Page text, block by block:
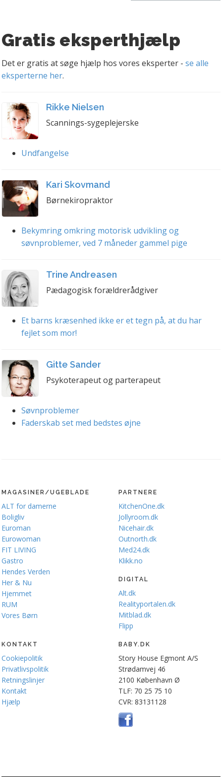
Gratis eksperthjælp
Det er gratis at søge hjælp hos vores eksperter - se alle
eksperterne her.
Rikke Nielsen
Scannings-sygeplejerske
Undfangelse
Kari Skovmand
Børnekiropraktor
Bekymring omkring motorisk udvikling og
søvnproblemer, ved 7 måneder gammel pige
Trine Andreasen
Pædagogisk forældrerådgiver
Et barns kræsenhed ikke er et tegn på, at du har
fejlet som mor!
Gitte Sander
Psykoterapeut og parterapeut
Søvnproblemer
Faderskab set med bedstes øjne
MAGASINER/UGEBLADE
ALT for damerne
Boligliv
Euroman
Eurowoman
FIT LIVING
Gastro
Hendes Verden
Her & Nu
Hjemmet
RUM
Vores Børn
PARTNERE
KitchenOne.dk
Jollyroom.dk
Nicehair.dk
Outnorth.dk
Med24.dk
Klikk.no
DIGITAL
Alt.dk
Realityportalen.dk
Mitblad.dk
Flipp
KONTAKT
Cookiepolitik
Privatlivspolitik
Retningslinjer
Kontakt
Hjælp
BABY.DK
Story House Egmont A/S
Strødamvej 46
2100 København Ø
TLF: 70 25 75 10
CVR: 83131128